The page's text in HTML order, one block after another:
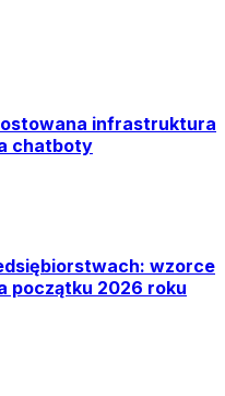
infrastruktura
chatboty
wzorce
początku 2026 roku